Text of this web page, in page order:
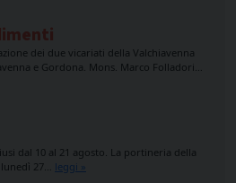
dei due vicariati della Valchiavenna
e Gordona. Mons. Marco Folladori…
dal 10 al 21 agosto. La portineria della
lunedì 27… leggi »